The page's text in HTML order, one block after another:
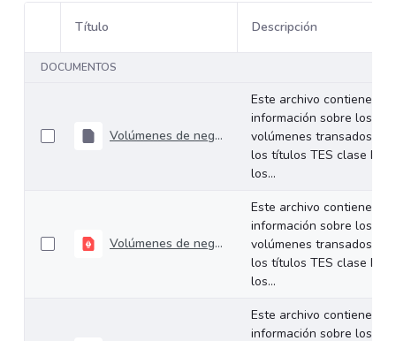
Selección del elemento
Título Descripción
DOCUMENTOS
Volúmenes de negociación del 27 al 31 de julio de 2026
Este archivo contiene
información sobre los
volúmenes transados de
los títulos TES clase B en
los...
Volúmenes de negociación del 21 al 24 de julio de 2026
Este archivo contiene
información sobre los
volúmenes transados de
los títulos TES clase B en
los...
Este archivo contiene
información sobre los